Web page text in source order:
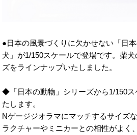
●日本の風景づくりに欠かせない「日
犬」が1/150スケールで登場です。柴
ズをラインナップいたしました。
◆「日本の動物」シリーズから1/150
たします。
Nゲージジオラマにマッチするサイズ
ラクチャーやミニカーとの相性がよく